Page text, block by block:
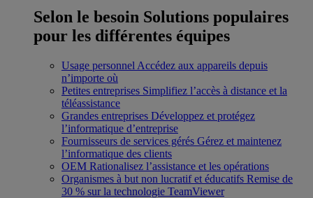
Selon le besoin Solutions populaires
pour les différentes équipes
Usage personnel Accédez aux appareils depuis
n’importe où
Petites entreprises Simplifiez l’accès à distance et la
téléassistance
Grandes entreprises Développez et protégez
l’informatique d’entreprise
Fournisseurs de services gérés Gérez et maintenez
l’informatique des clients
OEM Rationalisez l’assistance et les opérations
Organismes à but non lucratif et éducatifs Remise de
30 % sur la technologie TeamViewer